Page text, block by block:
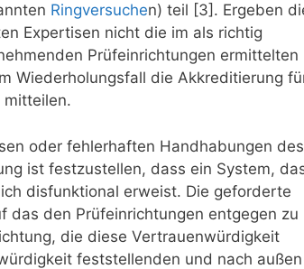
Ringversuchen) teil [3]. Ergeben
Expertisen nicht die im als richtig
Prüfeinrichtungen ermittelten
Wiederholungsfall die Akkreditierung
mitteilen.
oder fehlerhaften Handhabungen des
ist festzustellen, dass ein System,
disfunktional erweist. Die geforderte
das den Prüfeinrichtungen entgegen zu
die diese Vertrauenwürdigkeit
feststellenden und nach außen